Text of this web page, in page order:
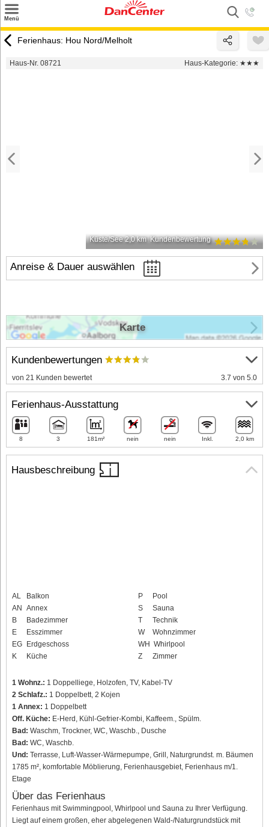
Menü
Urlaubsziele
Ferienhaus: Hou Nord/Melholt
Haus-Nr. 08721 Haus-Kategorie: ★★★
Küste/See 2,0 km Kundenbewertung
Anreise & Dauer auswählen
Hausbeschreibung
AL
Balkon
AN Annex
B
Badezimmer
E
Esszimmer
EG Erdgeschoss
K
Küche
P
Pool
S
Sauna
T
Technik
W
Wohnzimmer
WH Whirlpool
Z
Zimmer
1 Wohnz.: 1 Doppelliege, Holzofen, TV, Kabel-TV
2 Schlafz.: 1 Doppelbett, 2 Kojen
1 Annex: 1 Doppelbett
Off. Küche: E-Herd, Kühl-Gefrier-Kombi, Kaffeem., Spülm.
Bad: Waschm, Trockner, WC, Waschb., Dusche
Bad: WC, Waschb.
Und: Terrasse, Luft-Wasser-Wärmepumpe, Grill, Naturgrundst. m. Bäumen
1785 m², komfortable Möblierung, Ferienhausgebiet, Ferienhaus m/1.
Etage
Über das Ferienhaus
Ferienhaus mit Swimmingpool, Whirlpool und Sauna zu Ihrer Verfügung.
Liegt auf einem großen, eher abgelegenen Wald-/Naturgrundstück mit
Kundenbewertungen
von 21 Kunden bewertet 3.7 von 5.0
Ferienhaus-Ausstattung
8 3 181m² nein nein Inkl. 2,0 km
Karte